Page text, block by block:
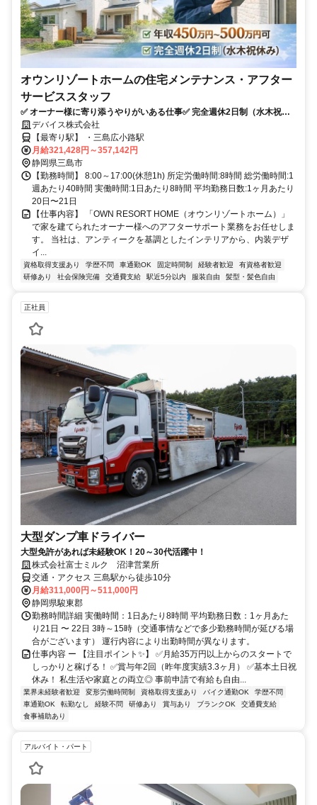
オウンリゾートホームの住宅メンテナンス・アフター
サービススタッフ
✅ オーナー様に寄り添うやりがいある仕事✅ 完全週休2日制（水木祝）
✅ 年収450万円～500万円スタート
デバイス株式会社
【最寄り駅】 ・三島広小路駅
月給321,428円～357,142円
静岡県三島市
【勤務時間】 8:00～17:00(休憩1h) 所定労働時間:8時間 総労働時間:1
週あたり40時間 実働時間:1日あたり8時間 平均勤務日数:1ヶ月あたり
20日〜21日
【仕事内容】 「OWN RESORT HOME（オウンリゾートホーム）」
で家を建てられたオーナー様へのアフターサポート業務をお任せしま
す。 当社は、アンティークを基調としたインテリアから、内装デザ
イ...
資格取得支援あり 学歴不問 車通勤OK 固定時間制 経験者歓迎
有資格者歓迎
研修あり
社会保険完備 交通費支給 駅近5分以内 服装自由 髪型・髪色自由
正社員
大型ダンプ車ドライバー
大型免許があれば未経験OK！20～30代活躍中！
株式会社富士ミルク 沼津営業所
交通・アクセス 三島駅から徒歩10分
月給311,000円～511,000円
静岡県駿東郡
勤務時間詳細 実働時間：1日あたり8時間 平均勤務日数：1ヶ月あた
り21日 〜 22日 3時～15時（交通事情などで多少勤務時間が延びる場
合がございます） 運行内容により出勤時間が異なります。
仕事内容 ー 【注目ポイント✨】 ✅月給35万円以上からのスタートで
しっかりと稼げる！ ✅賞与年2回（昨年度実績3.3ヶ月） ✅基本土日祝
休み！ 私生活や家庭との両立◎ 事前申請で有給も自由...
業界未経験者歓迎 変形労働時間制 資格取得支援あり バイク通勤OK
学歴不問
車通勤OK
転勤なし 経験不問 研修あり 賞与あり ブランクOK
交通費支給
食事補助あり
アルバイト・パート